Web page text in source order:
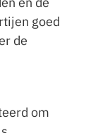
goed
de
om